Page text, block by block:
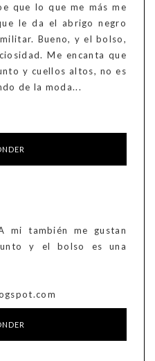
que lo que me más me
le da el abrigo negro
Bueno, y el bolso,
Me encanta que
y cuellos altos, no es
de la moda...
mi también me gustan
y el bolso es una